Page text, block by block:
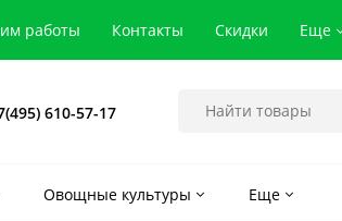
работы Контакты Скидки Еще
610-57-17
Овощные культуры Еще